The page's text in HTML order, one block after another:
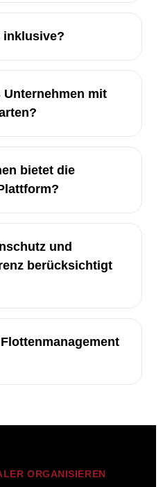
inklusive?
mit
bietet die
und
berücksichtigt
ORGANISIEREN